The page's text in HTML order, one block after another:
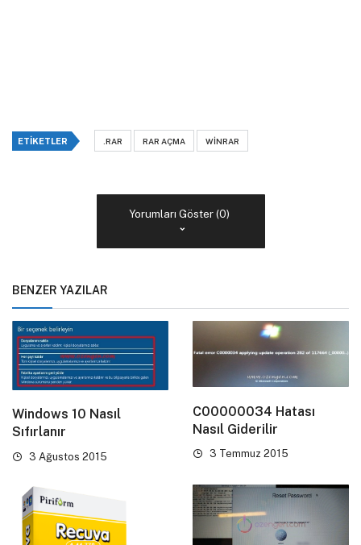
ETIKETLER .RAR RAR AÇMA WINRAR
Yorumları Göster (0)
BENZER YAZILAR
Windows 10 Nasıl
Sıfırlanır
3 Ağustos 2015
C00000034 Hatası
Nasıl Giderilir
3 Temmuz 2015